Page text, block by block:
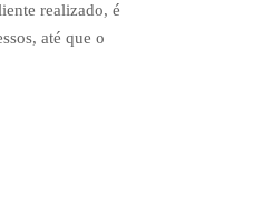
realizado, é
até que o